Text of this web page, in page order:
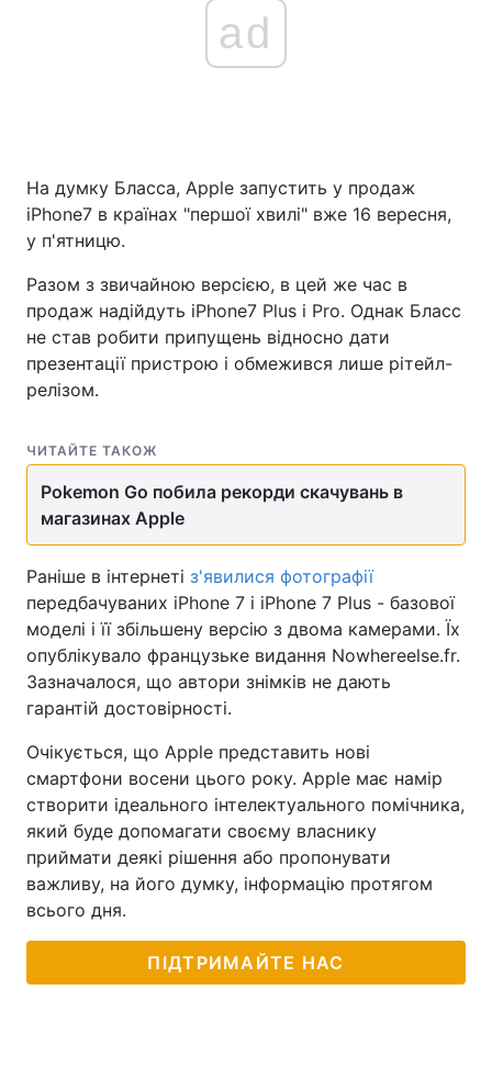
ad
На думку Бласса, Apple запустить у продаж
iPhone7 в країнах "першої хвилі" вже 16 вересня,
у п'ятницю.
Разом з звичайною версією, в цей же час в
продаж надійдуть iPhone7 Plus і Pro. Однак Бласс
не став робити припущень відносно дати
презентації пристрою і обмежився лише рітейл-
релізом.
ЧИТАЙТЕ ТАКОЖ
Pokemon Go побила рекорди скачувань в
магазинах Apple
Раніше в інтернеті з'явилися фотографії
передбачуваних iPhone 7 і iPhone 7 Plus - базової
моделі і її збільшену версію з двома камерами. Їх
опублікувало французьке видання Nowhereelse.fr.
Зазначалося, що автори знімків не дають
гарантій достовірності.
Очікується, що Apple представить нові
смартфони восени цього року. Apple має намір
створити ідеального інтелектуального помічника,
який буде допомагати своєму власнику
приймати деякі рішення або пропонувати
важливу, на його думку, інформацію протягом
всього дня.
ПІДТРИМАЙТЕ НАС